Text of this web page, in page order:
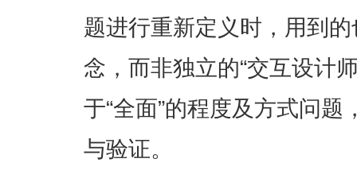
题进行重新定义时，用到
念，而非独立的“交互设计
于“全面”的程度及方式问
与验证。